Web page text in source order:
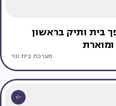
בית ותיק בראשון
ומוארת
מערכת בית ונוי